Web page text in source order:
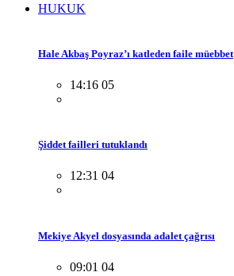
HUKUK
Hale Akbaş Poyraz’ı katleden faile müebbet
14:16 05
Şiddet failleri tutuklandı
12:31 04
Mekiye Akyel dosyasında adalet çağrısı
09:01 04